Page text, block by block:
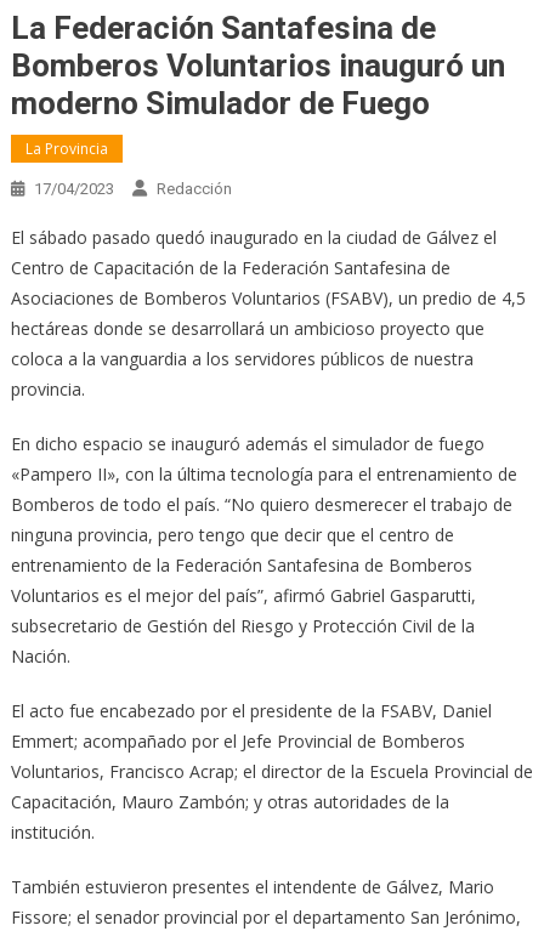
La Federación Santafesina de
Bomberos Voluntarios inauguró un
moderno Simulador de Fuego
La Provincia
17/04/2023 Redacción
El sábado pasado quedó inaugurado en la ciudad de Gálvez el
Centro de Capacitación de la Federación Santafesina de
Asociaciones de Bomberos Voluntarios (FSABV), un predio de 4,5
hectáreas donde se desarrollará un ambicioso proyecto que
coloca a la vanguardia a los servidores públicos de nuestra
provincia.
En dicho espacio se inauguró además el simulador de fuego
«Pampero II», con la última tecnología para el entrenamiento de
Bomberos de todo el país. “No quiero desmerecer el trabajo de
ninguna provincia, pero tengo que decir que el centro de
entrenamiento de la Federación Santafesina de Bomberos
Voluntarios es el mejor del país”, afirmó Gabriel Gasparutti,
subsecretario de Gestión del Riesgo y Protección Civil de la
Nación.
El acto fue encabezado por el presidente de la FSABV, Daniel
Emmert; acompañado por el Jefe Provincial de Bomberos
Voluntarios, Francisco Acrap; el director de la Escuela Provincial de
Capacitación, Mauro Zambón; y otras autoridades de la
institución.
También estuvieron presentes el intendente de Gálvez, Mario
Fissore; el senador provincial por el departamento San Jerónimo,